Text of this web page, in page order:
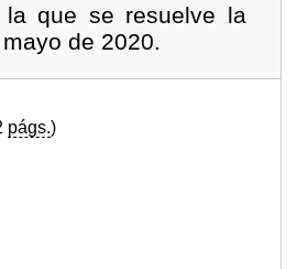
la que se resuelve la
de 2020.
págs.)